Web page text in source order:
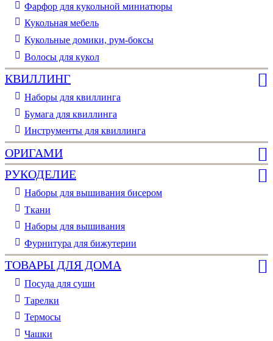
Фарфор для кукольной миниатюры
Кукольная мебель
Кукольные домики, рум-боксы
Волосы для кукол
КВИЛЛИНГ
Наборы для квиллинга
Бумага для квиллинга
Инструменты для квиллинга
ОРИГАМИ
РУКОДЕЛИЕ
Наборы для вышивания бисером
Ткани
Наборы для вышивания
Фурнитура для бижутерии
ТОВАРЫ ДЛЯ ДОМА
Посуда для суши
Тарелки
Термосы
Чашки